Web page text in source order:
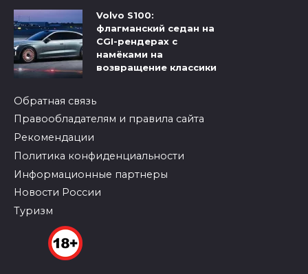
Volvo S100:
флагманский седан на
CGI-рендерах с
намёками на
возвращение классики
Обратная связь
Правообладателям и правила сайта
Рекомендации
Политика конфиденциальности
Информационные партнеры
Новости России
Туризм